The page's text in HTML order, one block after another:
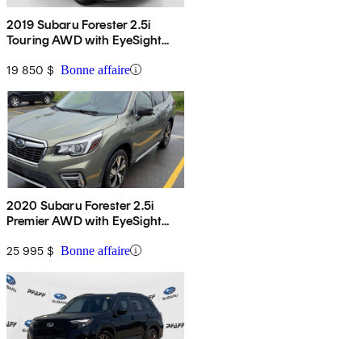
2019 Subaru Forester 2.5i
Touring AWD with EyeSight
19 850 $ Bonne affaire
2020 Subaru Forester 2.5i
Premier AWD with EyeSight
25 995 $ Bonne affaire